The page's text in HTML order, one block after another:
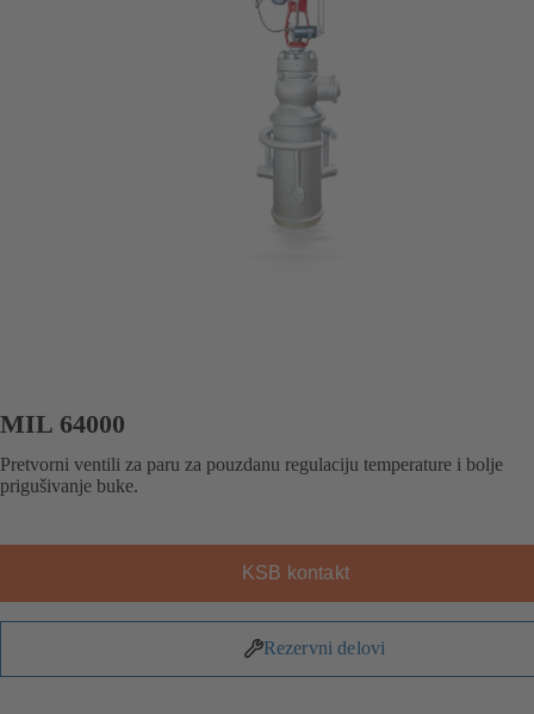
MIL 64000
Pretvorni ventili za paru za pouzdanu regulaciju temperature i bolje
prigušivanje buke.
KSB kontakt
Rezervni delovi